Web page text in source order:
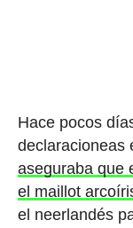
Hace pocos
declaracioneas
aseguraba que
el maillot
el neerlandés